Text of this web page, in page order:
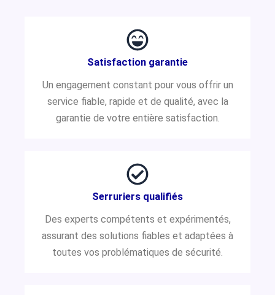
Satisfaction garantie
Un engagement constant pour vous offrir un
service fiable, rapide et de qualité, avec la
garantie de votre entière satisfaction.
Serruriers qualifiés
Des experts compétents et expérimentés,
assurant des solutions fiables et adaptées à
toutes vos problématiques de sécurité.